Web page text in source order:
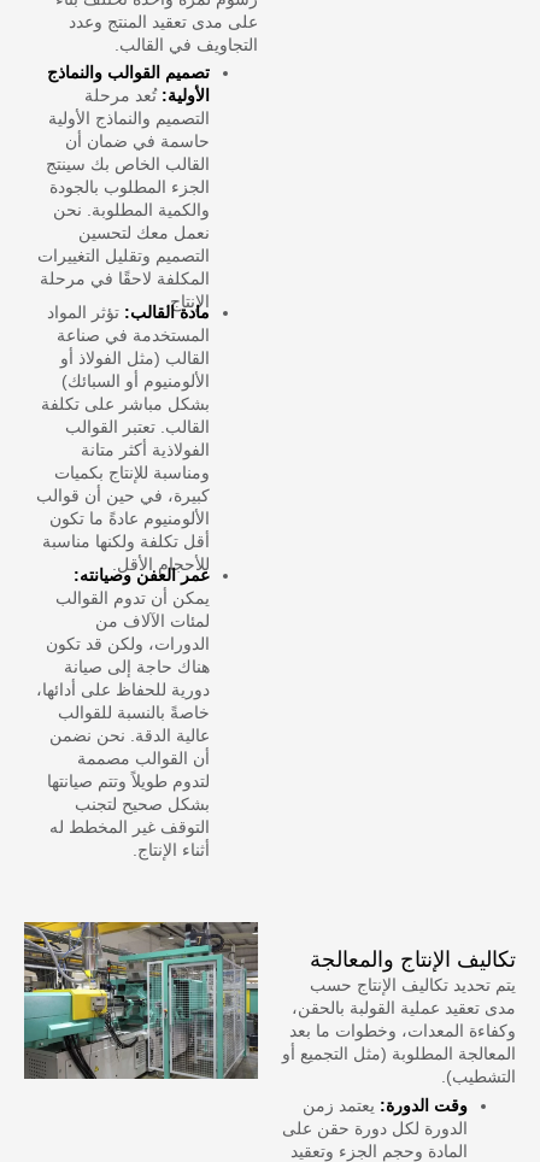
على مدى تعقيد المنتج وعدد
التجاويف في القالب.
تصميم القوالب والنماذج
الأولية:تُعد مرحلة
التصميم والنماذج الأولية
حاسمة في ضمان أن
القالب الخاص بك سينتج
الجزء المطلوب بالجودة
والكمية المطلوبة. نحن
نعمل معك لتحسين
التصميم وتقليل التغييرات
المكلفة لاحقًا في مرحلة
الإنتاج.
مادة القالب:تؤثر المواد
المستخدمة في صناعة
القالب (مثل الفولاذ أو
الألومنيوم أو السبائك)
بشكل مباشر على تكلفة
القالب. تعتبر القوالب
الفولاذية أكثر متانة
ومناسبة للإنتاج بكميات
كبيرة، في حين أن قوالب
الألومنيوم عادةً ما تكون
أقل تكلفة ولكنها مناسبة
للأحجام الأقل.
عمر العفن وصيانته:
يمكن أن تدوم القوالب
لمئات الآلاف من
الدورات، ولكن قد تكون
هناك حاجة إلى صيانة
دورية للحفاظ على أدائها،
خاصةً بالنسبة للقوالب
عالية الدقة. نحن نضمن
أن القوالب مصممة
لتدوم طويلاً وتتم صيانتها
بشكل صحيح لتجنب
التوقف غير المخطط له
أثناء الإنتاج.
تكاليف الإنتاج والمعالجة
يتم تحديد تكاليف الإنتاج حسب
مدى تعقيد عملية القولبة بالحقن،
وكفاءة المعدات، وخطوات ما بعد
المعالجة المطلوبة (مثل التجميع أو
التشطيب).
وقت الدورة: يعتمد زمن
الدورة لكل دورة حقن على
المادة وحجم الجزء وتعقيد